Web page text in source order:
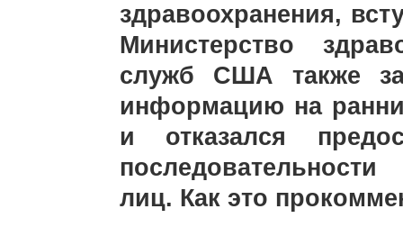
здравоохранения,
Министерство
служб США также
информацию на
и отказался
лиц. Как это